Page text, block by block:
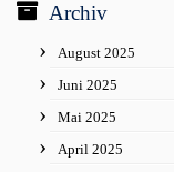
Archiv
August 2025
Juni 2025
Mai 2025
April 2025